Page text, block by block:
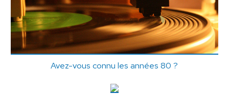
Avez-vous connu les années 80 ?